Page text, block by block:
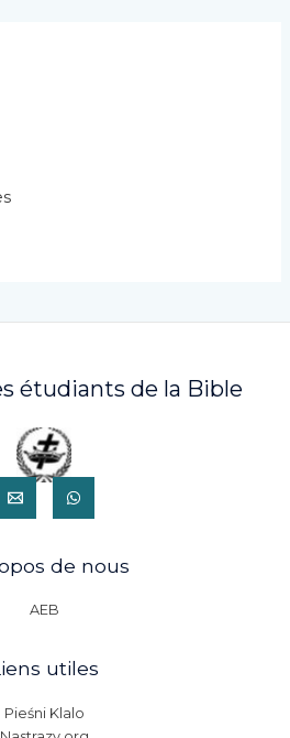
étudiants de la Bible
de nous
AEB
utiles
Pieśni Klalo